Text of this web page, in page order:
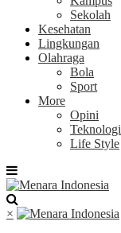
Sekolah
Kesehatan
Lingkungan
Olahraga
Bola
Sport
More
Opini
Teknologi
Life Style
×